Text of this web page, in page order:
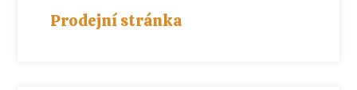
Prodejní stránka